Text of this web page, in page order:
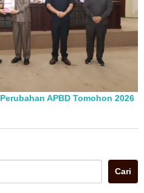
APBD Tomohon 2026
Cari